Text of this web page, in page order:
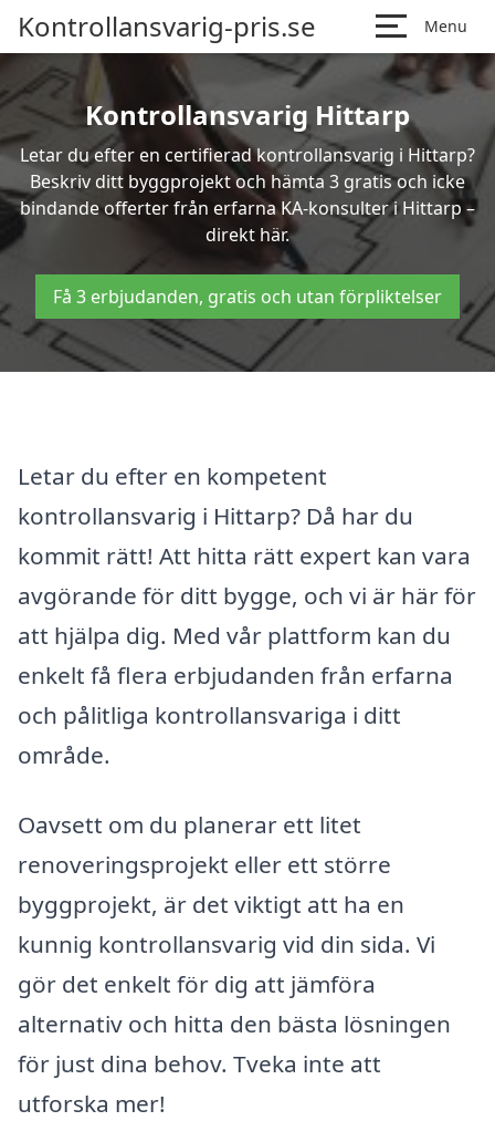
Kontrollansvarig-pris.se Menu
Kontrollansvarig Hittarp
Letar du efter en certifierad kontrollansvarig i Hittarp?
Beskriv ditt byggprojekt och hämta 3 gratis och icke
bindande offerter från erfarna KA-konsulter i Hittarp –
direkt här.
Få 3 erbjudanden, gratis och utan förpliktelser
Letar du efter en kompetent
kontrollansvarig i Hittarp? Då har du
kommit rätt! Att hitta rätt expert kan vara
avgörande för ditt bygge, och vi är här för
att hjälpa dig. Med vår plattform kan du
enkelt få flera erbjudanden från erfarna
och pålitliga kontrollansvariga i ditt
område.
Oavsett om du planerar ett litet
renoveringsprojekt eller ett större
byggprojekt, är det viktigt att ha en
kunnig kontrollansvarig vid din sida. Vi
gör det enkelt för dig att jämföra
alternativ och hitta den bästa lösningen
för just dina behov. Tveka inte att
utforska mer!